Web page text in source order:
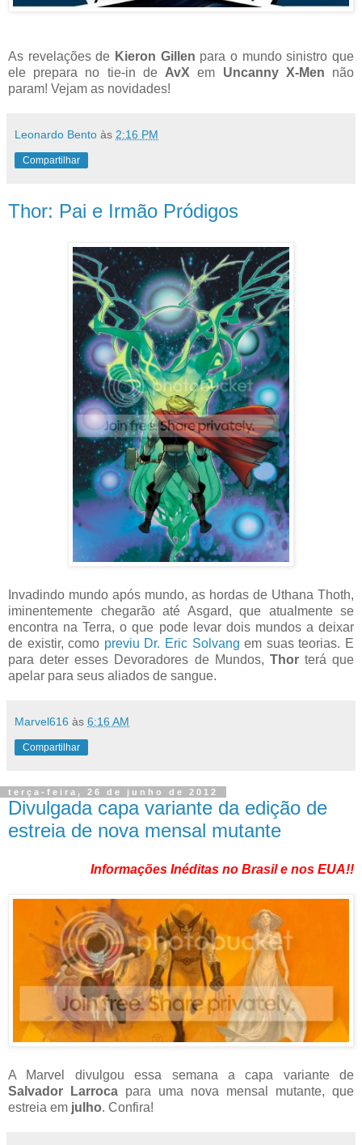
As revelações de Kieron Gillen para o mundo sinistro que
ele prepara no tie-in de AvX em Uncanny X-Men não
param! Vejam as novidades!
Leonardo Bento às 2:16 PM
Compartilhar
Thor: Pai e Irmão Pródigos
Invadindo mundo após mundo, as hordas de Uthana Thoth,
iminentemente chegarão até Asgard, que atualmente se
encontra na Terra, o que pode levar dois mundos a deixar
de existir, como previu Dr. Eric Solvang em suas teorias. E
para deter esses Devoradores de Mundos, Thor terá que
apelar para seus aliados de sangue.
Marvel616 às 6:16 AM
Compartilhar
terça-feira, 26 de junho de 2012
Divulgada capa variante da edição de
estreia de nova mensal mutante
Informações Inéditas no Brasil e nos EUA!!
A Marvel divulgou essa semana a capa variante de
Salvador Larroca para uma nova mensal mutante, que
estreia em julho. Confira!